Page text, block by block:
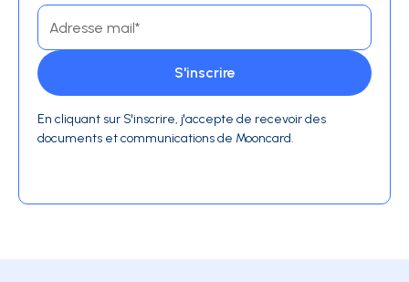
En cliquant sur S'inscrire, j'accepte de recevoir des
documents et communications de Mooncard.